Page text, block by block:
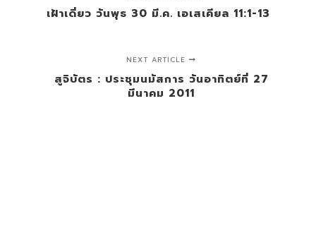
เฝ้าเดี่ยว วันพุธ 30 มี.ค. เอเสเคียล 11:1-13
NEXT ARTICLE
สูจิบัตร : ประชุมนมัสการ วันอาทิตย์ที่ 27
มีนาคม 2011